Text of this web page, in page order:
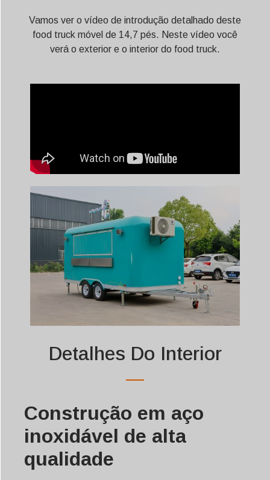
Vamos ver o vídeo de introdução detalhado deste
food truck móvel de 14,7 pés. Neste vídeo você
verá o exterior e o interior do food truck.
Detalhes Do Interior
Construção em aço
inoxidável de alta
qualidade